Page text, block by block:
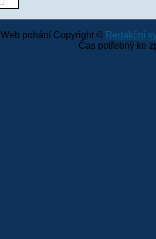
Web pohání Copyright © Redakční
Čas potřebný ke